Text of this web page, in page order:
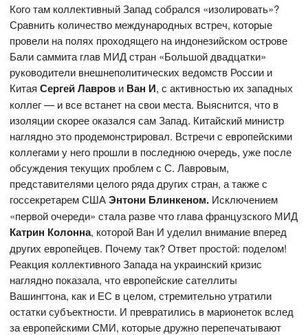
Кого там коллективный Запад собрался «изолировать»?
Сравнить количество международных встреч, которые
провели на полях проходящего на индонезийском острове
Бали саммита глав МИД стран «Большой двадцатки»
руководители внешнеполитических ведомств России и
КитаяСергей Лавров и Ван И, с активностью их западных
коллег — и все встанет на свои места. Выяснится, что в
изоляции скорее оказался сам Запад. Китайский министр
наглядно это продемонстрировал. Встречи с европейскими
коллегами у него прошли в последнюю очередь, уже после
обсуждения текущих проблем с С. Лавровым,
представителями целого ряда других стран, а также с
госсекретарем СШАЭнтони Блинкеном. Исключением
«первой очереди» стала разве что глава французского МИД
Катрин Колонна, которой Ван И уделил внимание вперед
других европейцев. Почему так? Ответ простой: поделом!
Реакция коллективного Запада на украинский кризис
наглядно показала, что европейские сателлиты
Вашингтона, как и ЕС в целом, стремительно утратили
остатки субъектности. И превратились в марионеток вслед
за европейскими СМИ, которые дружно перепечатывают